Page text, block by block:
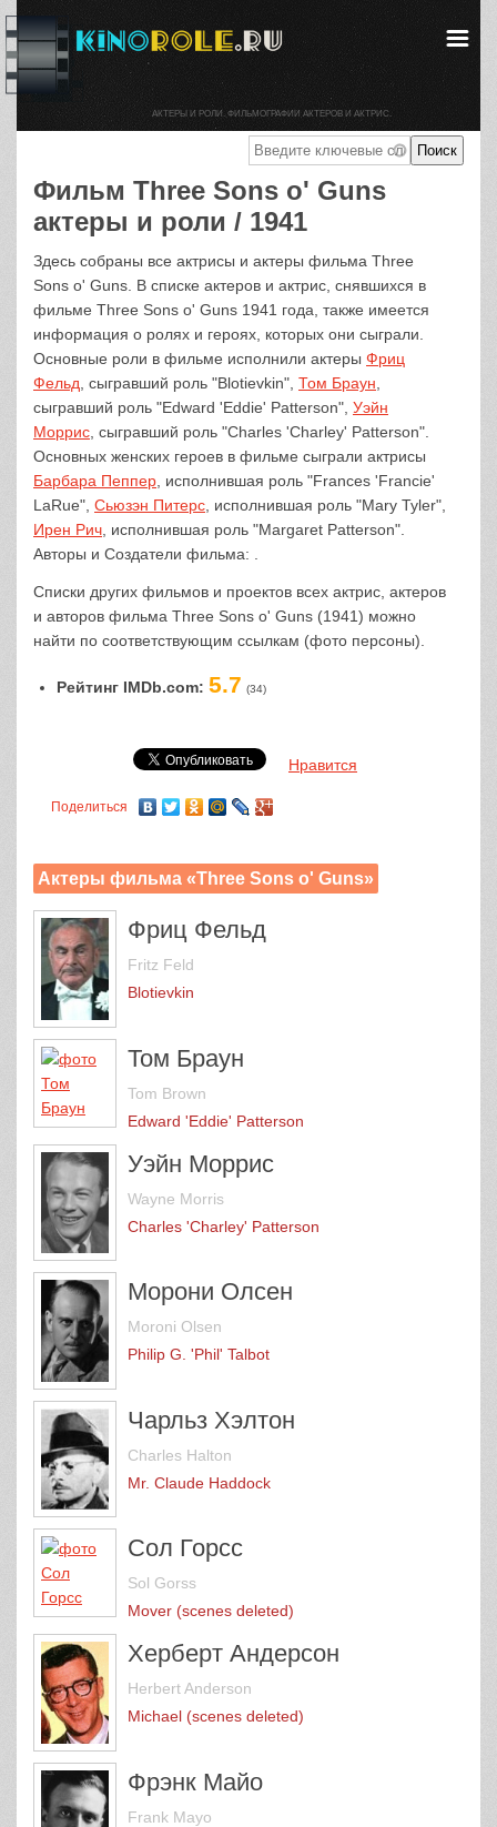
Фильм Three Sons o' Guns
актеры и роли / 1941
Здесь собраны все актрисы и актеры фильма Three
Sons o' Guns. В списке актеров и актрис, снявшихся в
фильме Three Sons o' Guns 1941 года, также имеется
информация о ролях и героях, которых они сыграли.
Основные роли в фильме исполнили актеры Фриц
Фельд , сыгравший роль "Blotievkin", Том Браун
сыгравший роль "Edward 'Eddie' Patterson", Уэйн
Моррис , сыгравший роль "Charles 'Charley' Patterson".
Основных женских героев в фильме сыграли актрисы
Барбара Пеппер , исполнившая роль "Frances 'Francie'
LaRue", Сьюзэн Питерс , исполнившая роль "Mary Tyler",
Ирен Рич , исполнившая роль "Margaret Patterson".
Авторы и Создатели фильма: .
Списки других фильмов и проектов всех актрис, актеров
и авторов фильма Three Sons o' Guns (1941) можно
найти по соответствующим ссылкам (фото персоны).
Рейтинг IMDb.com: 5.7 (34)
Нравится
Поделиться
Актеры фильма «Three Sons o' Guns»
Фриц Фельд
Fritz Feld
Blotievkin
Том Браун
Tom Brown
Edward 'Eddie' Patterson
Уэйн Моррис
Wayne Morris
Charles 'Charley' Patterson
Морони Олсен
Moroni Olsen
Philip G. 'Phil' Talbot
Чарльз Хэлтон
Charles Halton
Mr. Claude Haddock
Сол Горсс
Sol Gorss
Mover (scenes deleted)
Херберт Андерсон
Herbert Anderson
Michael (scenes deleted)
Фрэнк Майо
Frank Mayo
АКТЕРЫ И РОЛИ. ФИЛЬМОГРАФИИ АКТЕРОВ И АКТРИС.